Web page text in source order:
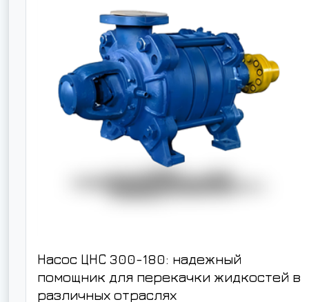
Насос ЦНС 300-180: надежный
помощник для перекачки жидкостей в
различных отраслях